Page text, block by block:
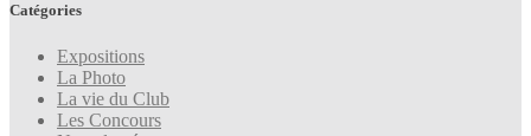
Catégories
Expositions
La Photo
La vie du Club
Les Concours